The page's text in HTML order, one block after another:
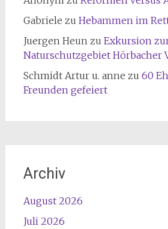
Gabriele zu Hebammen im
Juergen Heun zu Exkursion
Naturschutzgebiet Hörbacher
Schmidt Artur u. anne zu 60
Freunden gefeiert
Archiv
August 2026
Juli 2026